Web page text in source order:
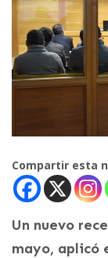
Compartir esta
Un nuevo
mayo, aplicó